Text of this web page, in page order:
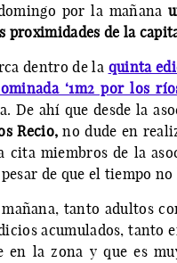
por la mañana
proximidades de la
dentro de la quinta
‘1m2 por los
De ahí que desde la
Recio, no dude en
cita miembros de la
de que el tiempo no
tanto adultos
acumulados, tanto
en la zona y que es